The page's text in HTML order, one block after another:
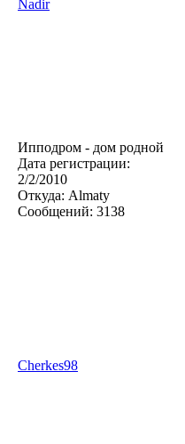
Nadir
Ипподром - дом родной
Дата регистрации:
2/2/2010
Откуда: Almaty
Сообщений: 3138
Cherkes98